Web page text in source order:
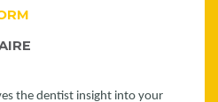
the dentist insight into your